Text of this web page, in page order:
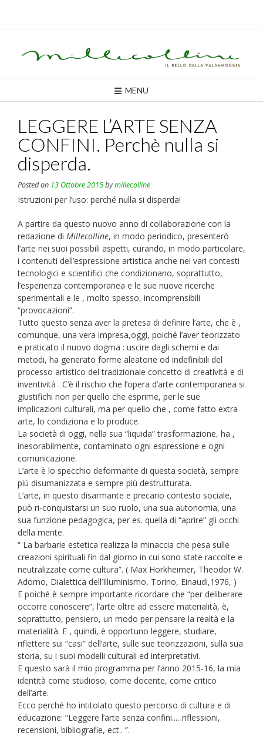
MENU
LEGGERE L’ARTE SENZA
CONFINI. Perchè nulla si
disperda.
Posted on 13 Ottobre 2015bymillecolline
Istruzioni per l’uso: perché nulla si disperda!
A partire da questo nuovo anno di collaborazione con la
redazione di Millecolline, in modo periodico, presenterò
l’arte nei suoi possibili aspetti, curando, in modo particolare,
i contenuti dell’espressione artistica anche nei vari contesti
tecnologici e scientifici che condizionano, soprattutto,
l’esperienza contemporanea e le sue nuove ricerche
sperimentali e le , molto spesso, incomprensibili
“provocazioni”.
Tutto questo senza aver la pretesa di definire l’arte, che è ,
comunque, una vera impresa,oggi, poiché l’aver teorizzato
e praticato il nuovo dogma : uscire dagli schemi e dai
metodi, ha generato forme aleatorie od indefinibili del
processo artistico del tradizionale concetto di creatività e di
inventività . C’è il rischio che l’opera d’arte contemporanea si
giustifichi non per quello che esprime, per le sue
implicazioni culturali, ma per quello che , come fatto extra-
arte, lo condiziona e lo produce.
La società di oggi, nella sua “liquida” trasformazione, ha ,
inesorabilmente, contaminato ogni espressione e ogni
comunicazione.
L’arte è lo specchio deformante di questa società, sempre
più disumanizzata e sempre più destrutturata.
L’arte, in questo disarmante e precario contesto sociale,
può ri-conquistarsi un suo ruolo, una sua autonomia, una
sua funzione pedagogica, per es. quella di “aprire” gli occhi
della mente.
“ La barbarie estetica realizza la minaccia che pesa sulle
creazioni spirituali fin dal giorno in cui sono state raccolte e
neutralizzate come cultura”. ( Max Horkheimer, Theodor W.
Adorno, Dialettica dell’Illuminismo, Torino, Einaudi,1976, )
E poiché è sempre importante ricordare che “per deliberare
occorre conoscere”, l’arte oltre ad essere materialità, è,
soprattutto, pensiero, un modo per pensare la realtà e la
materialità. E , quindi, è opportuno leggere, studiare,
riflettere sui “casi” dell’arte, sulle sue teorizzazioni, sulla sua
storia, su i suoi modelli culturali ed interpretativi.
E questo sarà il mio programma per l’anno 2015-16, la mia
identità come studioso, come docente, come critico
dell’arte.
Ecco perché ho intitolato questo percorso di cultura e di
educazione: “Leggere l’arte senza confini..…riflessioni,
recensioni, bibliografie, ect.. ”.